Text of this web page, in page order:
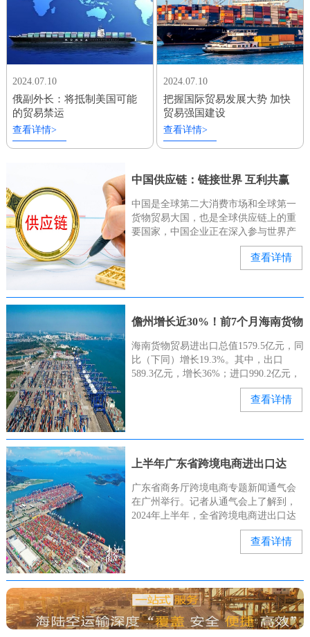
2024.07.10
俄副外长：将抵制美国可能
的贸易禁运
查看详情>
2024.07.10
把握国际贸易发展大势 加快
贸易强国建设
查看详情>
中国供应链：链接世界 互利共赢
中国是全球第二大消费市场和全球第一
货物贸易大国，也是全球供应链上的重
要国家，中国企业正在深入参与世界产
业链、供应链。“有几位俄罗斯和中亚的
查看详情
儋州增长近30%！前7个月海南货物
贸易进出口总值亮眼→
海南货物贸易进出口总值1579.5亿元，同
比（下同）增长19.3%。其中，出口
589.3亿元，增长36%；进口990.2亿元，
增长11.2%。儋州市支撑作用明显。前7
个月，儋州（含洋浦）进出口762.5亿元
查看详情
上半年广东省跨境电商进出口达
4273.4亿元
广东省商务厅跨境电商专题新闻通气会
在广州举行。记者从通气会上了解到，
2024年上半年，全省跨境电商进出口达
4273.4亿元。据悉，广东跨境电商进出口
从2015年的113亿元跃升至2023年查看详情